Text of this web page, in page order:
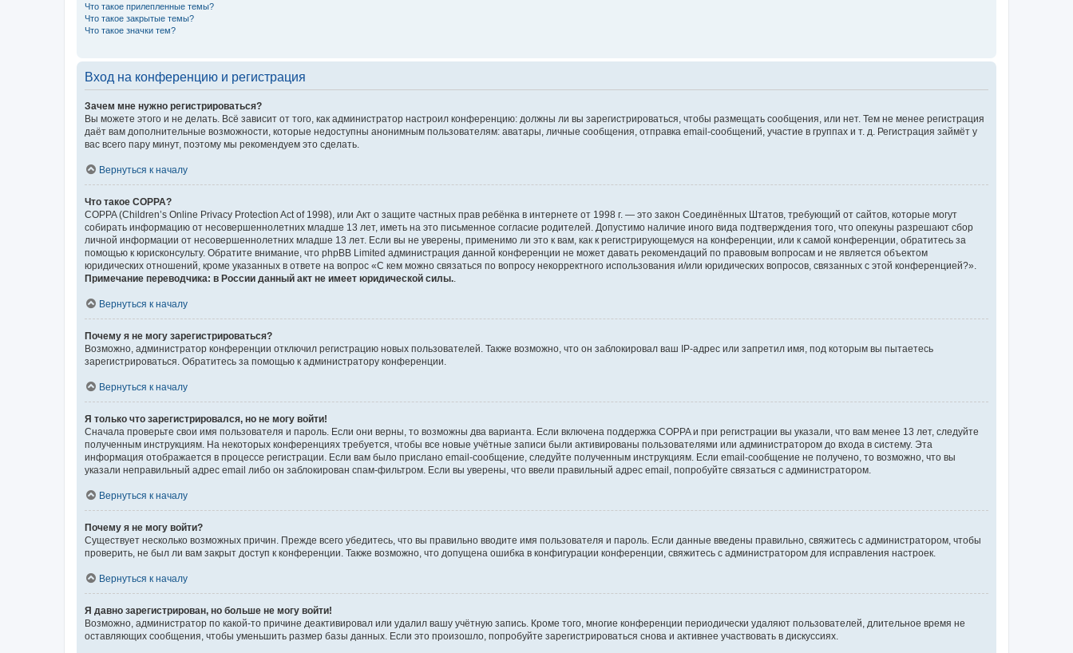
Что такое прилепленные темы?
Что такое закрытые темы?
Что такое значки тем?
Вход на конференцию и регистрация
Зачем мне нужно регистрироваться?
Вы можете этого и не делать. Всё зависит от того, как администратор настроил конференцию: должны ли вы зарегистрироваться, чтобы размещать сообщения, или нет. Тем не менее регистрация
даёт вам дополнительные возможности, которые недоступны анонимным пользователям: аватары, личные сообщения, отправка email-сообщений, участие в группах и т. д. Регистрация займёт у
вас всего пару минут, поэтому мы рекомендуем это сделать.
Вернуться к началу
Что такое COPPA?
COPPA (Children’s Online Privacy Protection Act of 1998), или Акт о защите частных прав ребёнка в интернете от 1998 г. — это закон Соединённых Штатов, требующий от сайтов, которые могут
собирать информацию от несовершеннолетних младше 13 лет, иметь на это письменное согласие родителей. Допустимо наличие иного вида подтверждения того, что опекуны разрешают сбор
личной информации от несовершеннолетних младше 13 лет. Если вы не уверены, применимо ли это к вам, как к регистрирующемуся на конференции, или к самой конференции, обратитесь за
помощью к юрисконсульту. Обратите внимание, что phpBB Limited администрация данной конференции не может давать рекомендаций по правовым вопросам и не является объектом
юридических отношений, кроме указанных в ответе на вопрос «С кем можно связаться по вопросу некорректного использования и/или юридических вопросов, связанных с этой конференцией?».
Примечание переводчика: в России данный акт не имеет юридической силы.
Вернуться к началу
Почему я не могу зарегистрироваться?
Возможно, администратор конференции отключил регистрацию новых пользователей. Также возможно, что он заблокировал ваш IP-адрес или запретил имя, под которым вы пытаетесь
зарегистрироваться. Обратитесь за помощью к администратору конференции.
Вернуться к началу
Я только что зарегистрировался, но не могу войти!
Сначала проверьте свои имя пользователя и пароль. Если они верны, то возможны два варианта. Если включена поддержка COPPA и при регистрации вы указали, что вам менее 13 лет, следуйте
полученным инструкциям. На некоторых конференциях требуется, чтобы все новые учётные записи были активированы пользователями или администратором до входа в систему. Эта
информация отображается в процессе регистрации. Если вам было прислано email-сообщение, следуйте полученным инструкциям. Если email-сообщение не получено, то возможно, что вы
указали неправильный адрес email либо он заблокирован спам-фильтром. Если вы уверены, что ввели правильный адрес email, попробуйте связаться с администратором.
Вернуться к началу
Почему я не могу войти?
Существует несколько возможных причин. Прежде всего убедитесь, что вы правильно вводите имя пользователя и пароль. Если данные введены правильно, свяжитесь с администратором, чтобы
проверить, не был ли вам закрыт доступ к конференции. Также возможно, что допущена ошибка в конфигурации конференции, свяжитесь с администратором для исправления настроек.
Вернуться к началу
Я давно зарегистрирован, но больше не могу войти!
Возможно, администратор по какой-то причине деактивировал или удалил вашу учётную запись. Кроме того, многие конференции периодически удаляют пользователей, длительное время не
оставляющих сообщения, чтобы уменьшить размер базы данных. Если это произошло, попробуйте зарегистрироваться снова и активнее участвовать в дискуссиях.